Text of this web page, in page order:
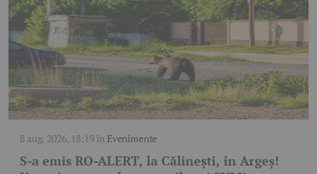
8 aug. 2026, 18:19în Evenimente
S-a emis RO-ALERT, la Călinești, în Argeș!